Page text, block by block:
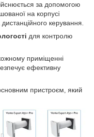
за допомогою
на корпусі
керування.
для контролю
приміщенні
ефективну
пристроєм, який